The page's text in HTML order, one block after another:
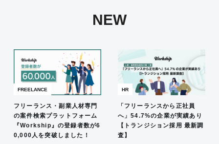
NEW
FREELANCE
フリーランス・副業人材専門
の案件検索プラットフォーム
『Workship』の登録者数が6
0,000人を突破しました！
HR
「フリーランスから正社員
へ」54.7%の企業が実績あり
【トランジション採用 最新調
査】